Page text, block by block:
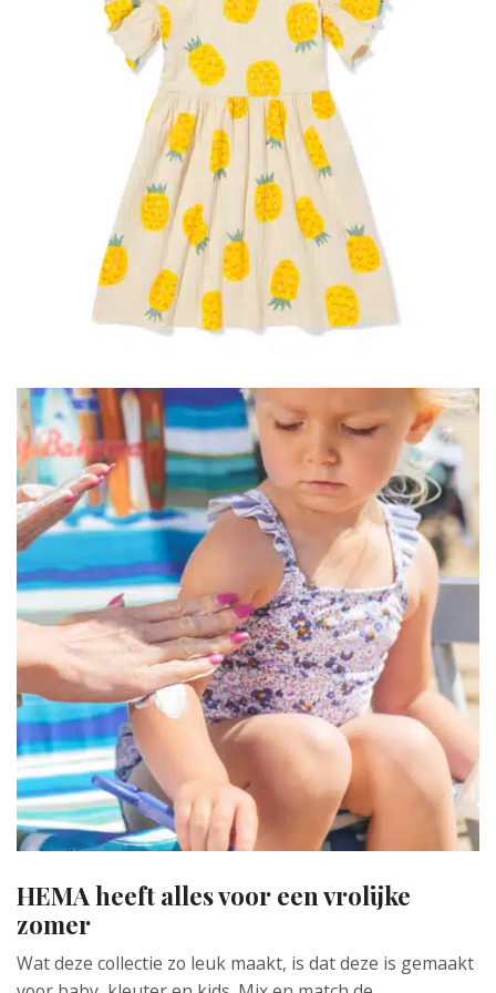
HEMA heeft alles voor een vrolijke
zomer
Wat deze collectie zo leuk maakt, is dat deze is gemaakt